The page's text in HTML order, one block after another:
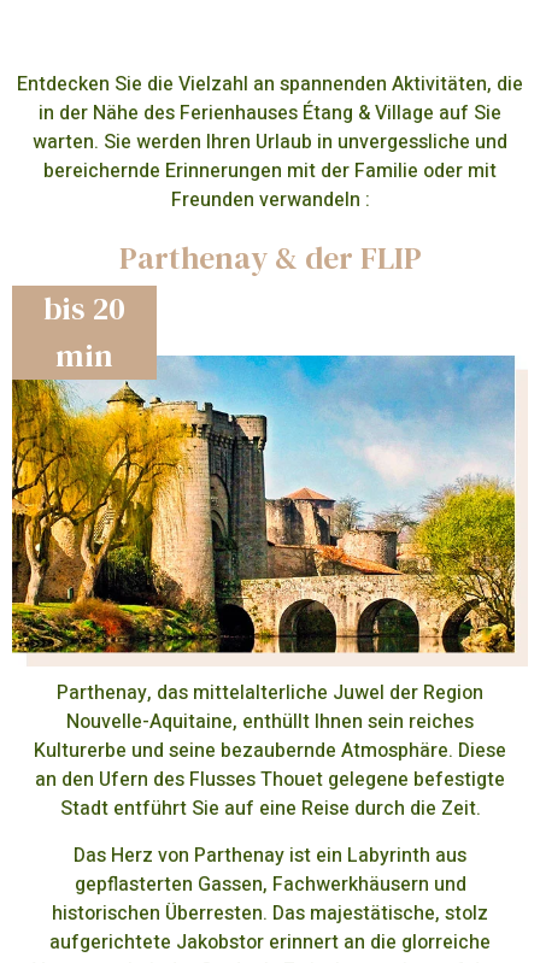
Entdecken Sie die Vielzahl an spannenden Aktivitäten, die
in der Nähe des Ferienhauses Étang & Village auf Sie
warten. Sie werden Ihren Urlaub in unvergessliche und
bereichernde Erinnerungen mit der Familie oder mit
Freunden verwandeln :
Parthenay & der FLIP
bis 20
min
Parthenay, das mittelalterliche Juwel der Region
Nouvelle-Aquitaine, enthüllt Ihnen sein reiches
Kulturerbe und seine bezaubernde Atmosphäre. Diese
an den Ufern des Flusses Thouet gelegene befestigte
Stadt entführt Sie auf eine Reise durch die Zeit.
Das Herz von Parthenay ist ein Labyrinth aus
gepflasterten Gassen, Fachwerkhäusern und
historischen Überresten. Das majestätische, stolz
aufgerichtete Jakobstor erinnert an die glorreiche